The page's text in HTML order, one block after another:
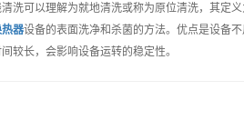
洗可以理解为就地清洗或称为原位清洗，其定
器设备的表面洗净和杀菌的方法。优点是设备
较长，会影响设备运转的稳定性。